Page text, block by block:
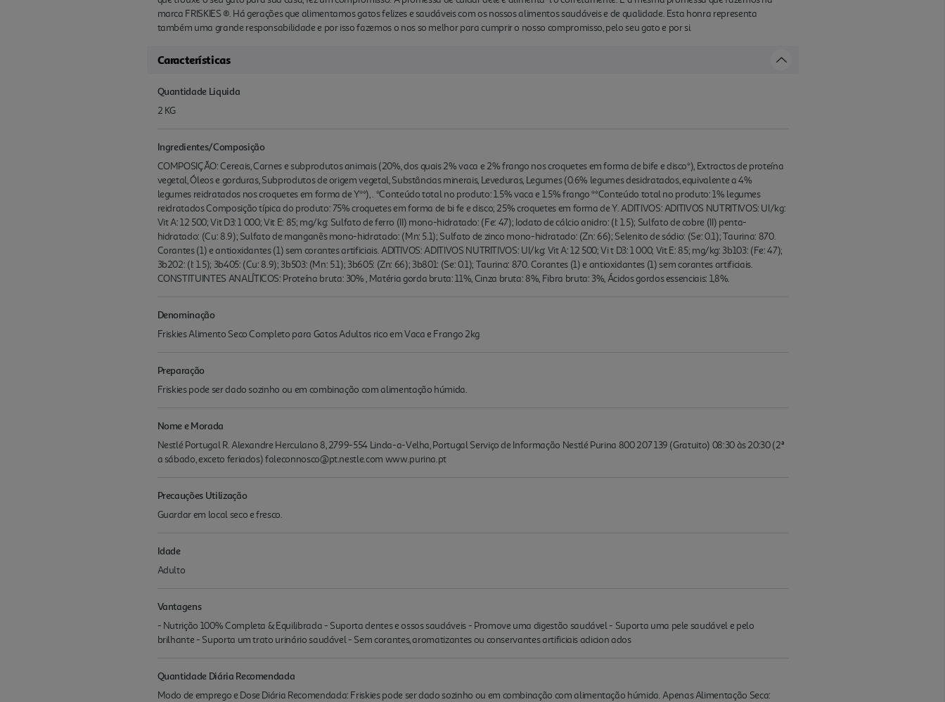
marca FRISKIES ®. Há gerações que alimentamos gatos felizes e saudáveis com os nossos alimentos saudáveis e de qualidade. Esta honra representa
também uma grande responsabilidade e por isso fazemos o nos so melhor para cumprir o nosso compromisso, pelo seu gato e por si.
Características
Quantidade Liquida
2 KG
Ingredientes/Composição
COMPOSIÇÃO: Cereais, Carnes e subprodutos animais (20%, dos quais 2% vaca e 2% frango nos croquetes em forma de bife e disco*), Extractos de proteína
vegetal, Óleos e gorduras, Subprodutos de origem vegetal, Substâncias minerais, Leveduras, Legumes (0.6% legumes desidratados, equivalente a 4%
legumes reidratados nos croquetes em forma de Y**), . *Conteúdo total no produto: 1.5% vaca e 1.5% frango **Conteúdo total no produto: 1% legumes
reidratados Composição típica do produto: 75% croquetes em forma de bi fe e disco; 25% croquetes em forma de Y. ADITIVOS: ADITIVOS NUTRITIVOS: UI/kg:
Vit A: 12 500; Vit D3: 1 000; Vit E: 85; mg/kg: Sulfato de ferro (II) mono-hidratado: (Fe: 47); Iodato de cálcio anidro: (I: 1.5); Sulfato de cobre (II) penta-
hidratado: (Cu: 8.9); Sulfato de manganês mono-hidratado: (Mn: 5.1); Sulfato de zinco mono-hidratado: (Zn: 66); Selenito de sódio: (Se: 0.1); Taurina: 870.
Corantes (1) e antioxidantes (1) sem corantes artificiais. ADITIVOS: ADITIVOS NUTRITIVOS: UI/kg: Vit A: 12 500; Vi t D3: 1 000; Vit E: 85; mg/kg: 3b103: (Fe: 47);
3b202: (I: 1.5); 3b405: (Cu: 8.9); 3b503: (Mn: 5.1); 3b605: (Zn: 66); 3b801: (Se: 0.1); Taurina: 870. Corantes (1) e antioxidantes (1) sem corantes artificiais.
CONSTITUINTES ANALÍTICOS: Proteína bruta: 30% , Matéria gorda bruta: 11%, Cinza bruta: 8%, Fibra bruta: 3%, Ácidos gordos essenciais: 1,8%.
Denominação
Friskies Alimento Seco Completo para Gatos Adultos rico em Vaca e Frango 2kg
Preparação
Friskies pode ser dado sozinho ou em combinação com alimentação húmida.
Nome e Morada
Nestlé Portugal R. Alexandre Herculano 8, 2799-554 Linda-a-Velha, Portugal Serviço de Informação Nestlé Purina 800 207 139 (Gratuito) 08:30 às 20:30 (2ª
a sábado, exceto feriados) faleconnosco@pt.nestle.com www.purina.pt
Precauções Utilização
Guardar em local seco e fresco.
Idade
Adulto
Vantagens
- Nutrição 100% Completa & Equilibrada - Suporta dentes e ossos saudáveis - Promove uma digestão saudável - Suporta uma pele saudável e pelo
brilhante - Suporta um trato urinário saudável - Sem corantes, aromatizantes ou conservantes artificiais adicion ados
Quantidade Diária Recomendada
Modo de emprego e Dose Diária Recomendada: Friskies pode ser dado sozinho ou em combinação com alimentação húmida. Apenas Alimentação Seca: